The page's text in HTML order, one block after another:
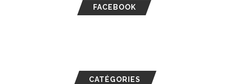
FACEBOOK
CATÉGORIES